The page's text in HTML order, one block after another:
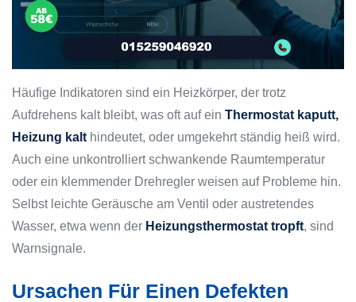
Häufige Indikatoren sind ein Heizkörper, der trotz
Aufdrehens kalt bleibt, was oft auf ein Thermostat kaputt,
Heizung kalt hindeutet, oder umgekehrt ständig heiß wird.
Auch eine unkontrolliert schwankende Raumtemperatur
oder ein klemmender Drehregler weisen auf Probleme hin.
Selbst leichte Geräusche am Ventil oder austretendes
Wasser, etwa wenn der Heizungsthermostat tropft, sind
Warnsignale.
Ursachen Für Einen Defekten